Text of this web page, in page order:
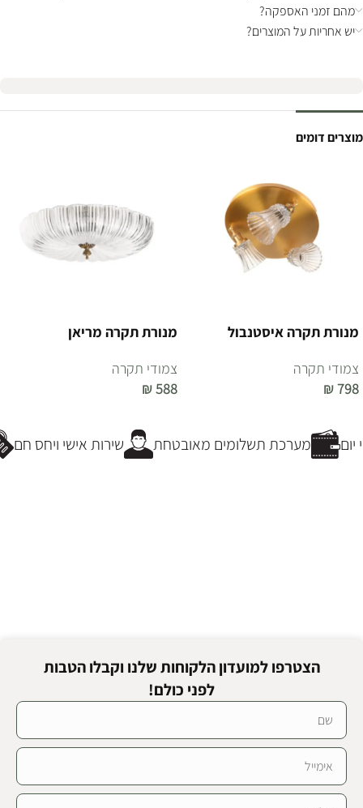
מהם זמני האספקה?
יש אחריות על המוצרים?
מוצרים דומים
מנורת תקרה איסטנבול
צמודי תקרה
₪798
מנורת תקרה מריאן
צמודי תקרה
₪588
שירות אישי ויחס חם מערכת תשלומים מאובטחת
הצטרפו למועדון הלקוחות שלנו וקבלו הטבות
לפני כולם!